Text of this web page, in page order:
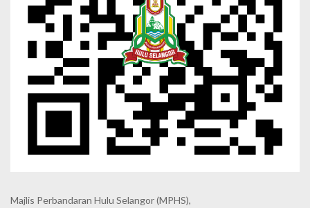
Majlis Perbandaran Hulu Selangor (MPHS),